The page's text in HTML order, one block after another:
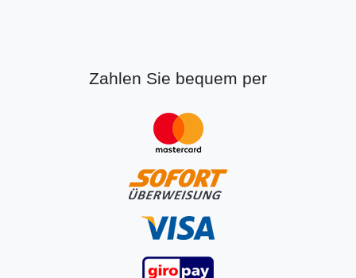
Zahlen Sie bequem per